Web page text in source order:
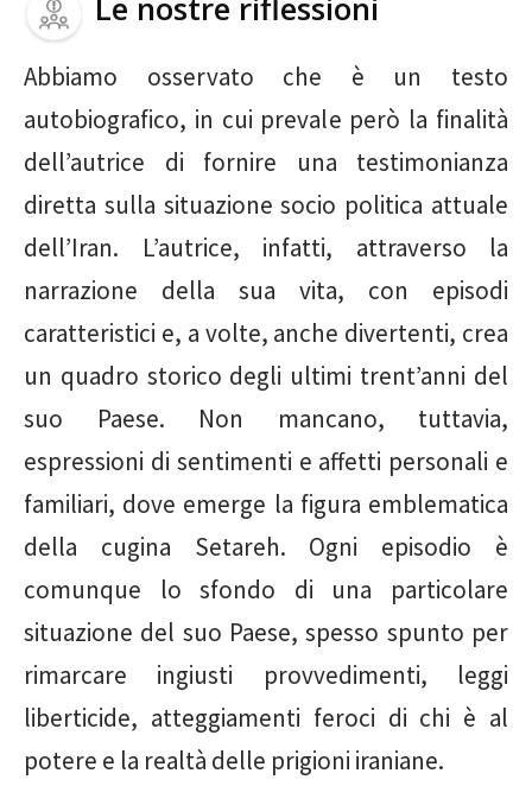
Abbiamo osservato che è un testo
autobiografico, in cui prevale però la finalità
dell’autrice di fornire una testimonianza
diretta sulla situazione socio politica attuale
dell’Iran. L’autrice, infatti, attraverso la
narrazione della sua vita, con episodi
caratteristici e, a volte, anche divertenti, crea
un quadro storico degli ultimi trent’anni del
suo Paese. Non mancano, tuttavia,
espressioni di sentimenti e affetti personali e
familiari, dove emerge la figura emblematica
della cugina Setareh. Ogni episodio è
comunque lo sfondo di una particolare
situazione del suo Paese, spesso spunto per
rimarcare ingiusti provvedimenti, leggi
liberticide, atteggiamenti feroci di chi è al
potere e la realtà delle prigioni iraniane.